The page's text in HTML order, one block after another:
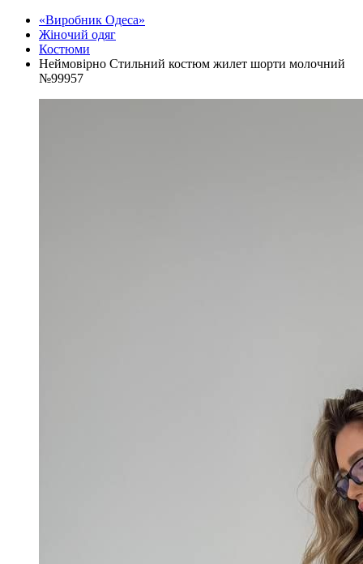
«Виробник Одеса»
Жіночий одяг
Костюми
Неймовірно Стильний костюм жилет шорти молочний
№99957